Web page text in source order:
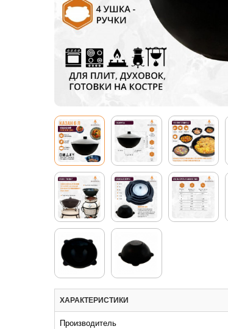
ХАРАКТЕРИСТИКИ
Производитель